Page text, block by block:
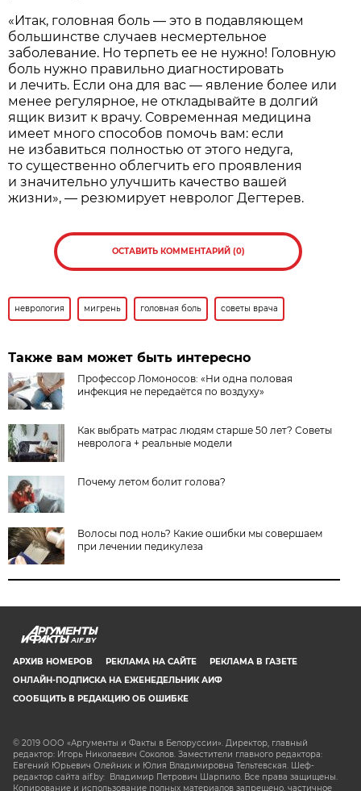
«Итак, головная боль — это в подавляющем
большинстве случаев несмертельное
заболевание. Но терпеть ее не нужно! Головную
боль нужно правильно диагностировать
и лечить. Если она для вас — явление более или
менее регулярное, не откладывайте в долгий
ящик визит к врачу. Современная медицина
имеет много способов помочь вам: если
не избавиться полностью от этого недуга,
то существенно облегчить его проявления
и значительно улучшить качество вашей
жизни», — резюмирует невролог Дегтерев.
ОСТАВИТЬ КОММЕНТАРИЙ (0)
неврология мигрень головная боль советы врача
Также вам может быть интересно
Профессор Ломоносов: «Ни одна половая
инфекция не передаётся по воздуху»
Как выбрать матрас людям старше 50 лет? Советы
невролога + реальные модели
Почему летом болит голова?
Волосы под ноль? Какие ошибки мы совершаем
при лечении педикулеза
AIF.BY
АРХИВ НОМЕРОВ РЕКЛАМА НА САЙТЕ
РЕКЛАМА В ГАЗЕТЕ
ОНЛАЙН-ПОДПИСКА НА ЕЖЕНЕДЕЛЬНИК АИФ
СООБЩИТЬ В РЕДАКЦИЮ ОБ ОШИБКЕ
© 2019 ООО «Аргументы и Факты в Белоруссии». Директор, главный
редактор: Игорь Николаевич Соколов. Заместители главного редактора:
Евгений Юрьевич Олейник и Юлия Владимировна Тельтевская. Шеф-
редактор сайта aif.by: Владимир Петрович Шарпило. Все права защищены.
Копирование и использование полных материалов запрещено, частичное